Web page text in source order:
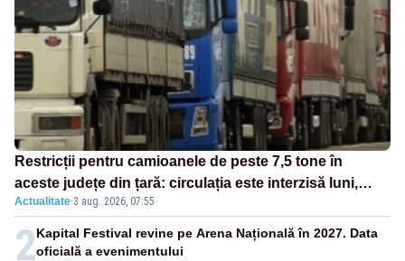
Restricții pentru camioanele de peste 7,5 tone în
aceste județe din țară: circulația este interzisă luni,
între orele 12:00 și 20:00
Actualitate·3 aug. 2026, 07:55
2Kapital Festival revine pe Arena Națională în 2027. Data
oficială a evenimentului